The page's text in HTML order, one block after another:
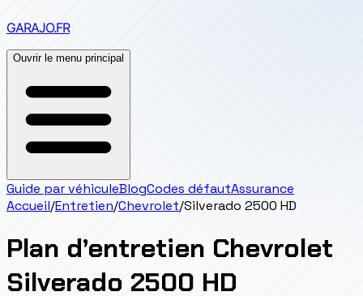
GARAJO.FR
Ouvrir le menu principal
Guide par véhiculeBlogCodes défautAssurance
Accueil/Entretien/Chevrolet/Silverado 2500 HD
Plan d’entretien Chevrolet
Silverado 2500 HD